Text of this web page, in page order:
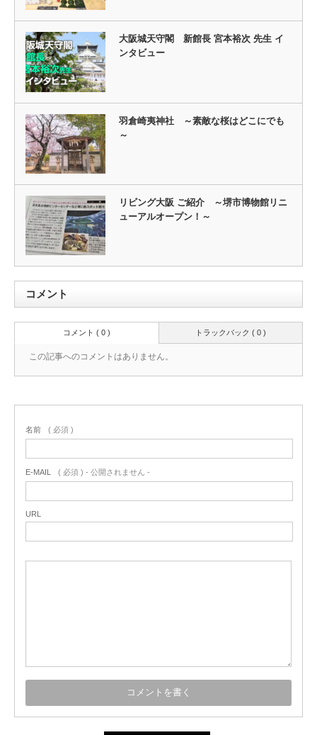
大阪城天守閣 新館長 宮本裕次 先生 イ
ンタビュー
羽倉崎夷神社 ～素敵な桜はどこにでも
～
リビング大阪 ご紹介 ～堺市博物館リニ
ューアルオープン！～
コメント
トラックバック ( 0 )
コメント ( 0 )
この記事へのコメントはありません。
名前 ( 必須 )
E-MAIL ( 必須 ) - 公開されません -
URL